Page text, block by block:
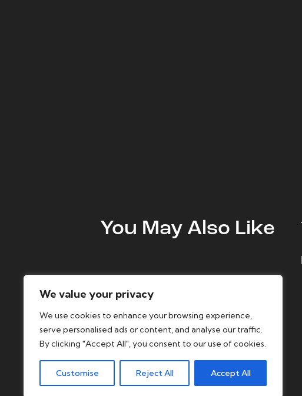
We value your privacy
We use cookies to enhance your browsing experience,
serve personalised ads or content, and analyse our traffic.
By clicking "Accept All", you consent to our use of cookies.
Customise Reject All Accept All
You May Also Like